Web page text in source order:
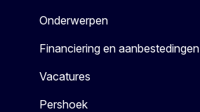
Onderwerpen
Financiering en aanbestedingen
Vacatures
Pershoek